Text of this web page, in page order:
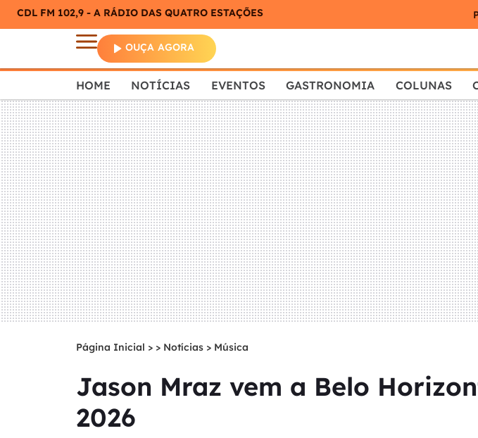
CDL FM 102,9 - A RÁDIO DAS QUATRO ESTAÇÕES
OUÇA AGORA
HOME NOTÍCIAS EVENTOS GASTRONOMIA COLUNAS
Página Inicial > Notícias > Música
Jason Mraz vem a Belo
2026